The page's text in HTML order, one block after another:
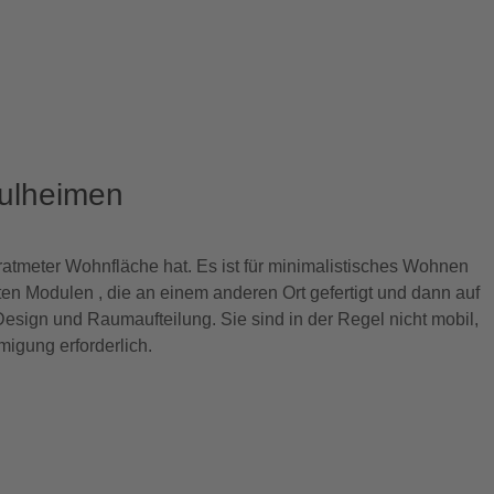
Wohnfläche hat. Es ist für minimalistisches Wohnen
Modulen , die an einem anderen Ort gefertigt und dann auf
und Raumaufteilung. Sie sind in der Regel nicht mobil,
erforderlich.